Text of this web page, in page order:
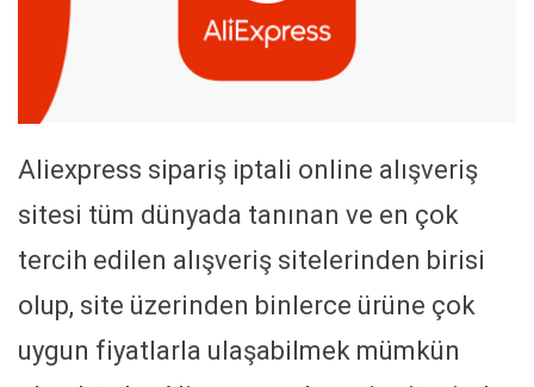
Aliexpress sipariş iptali online alışveriş
sitesi tüm dünyada tanınan ve en çok
tercih edilen alışveriş sitelerinden birisi
olup, site üzerinden binlerce ürüne çok
uygun fiyatlarla ulaşabilmek mümkün